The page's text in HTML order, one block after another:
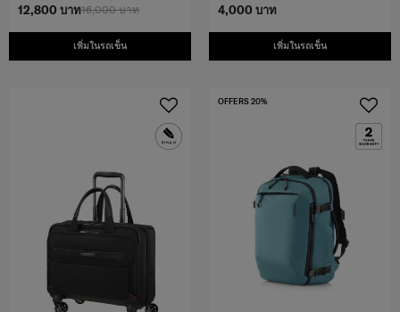
16,000 บาท
12,800 บาท
เพิ่มในรถเข็น
4,000 บาท
เพิ่มในรถเข็น
OFFERS 20%